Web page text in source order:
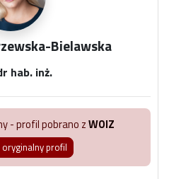
Bielawska
hab. inż.
- profil pobrano zWOIZ
profil